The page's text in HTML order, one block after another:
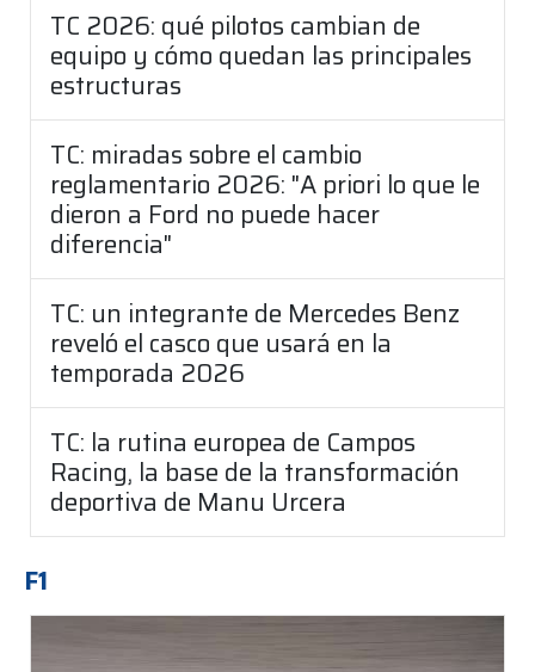
TC 2026: qué pilotos cambian de
equipo y cómo quedan las principales
estructuras
TC: miradas sobre el cambio
reglamentario 2026: "A priori lo que le
dieron a Ford no puede hacer
diferencia"
TC: un integrante de Mercedes Benz
reveló el casco que usará en la
temporada 2026
TC: la rutina europea de Campos
Racing, la base de la transformación
deportiva de Manu Urcera
F1